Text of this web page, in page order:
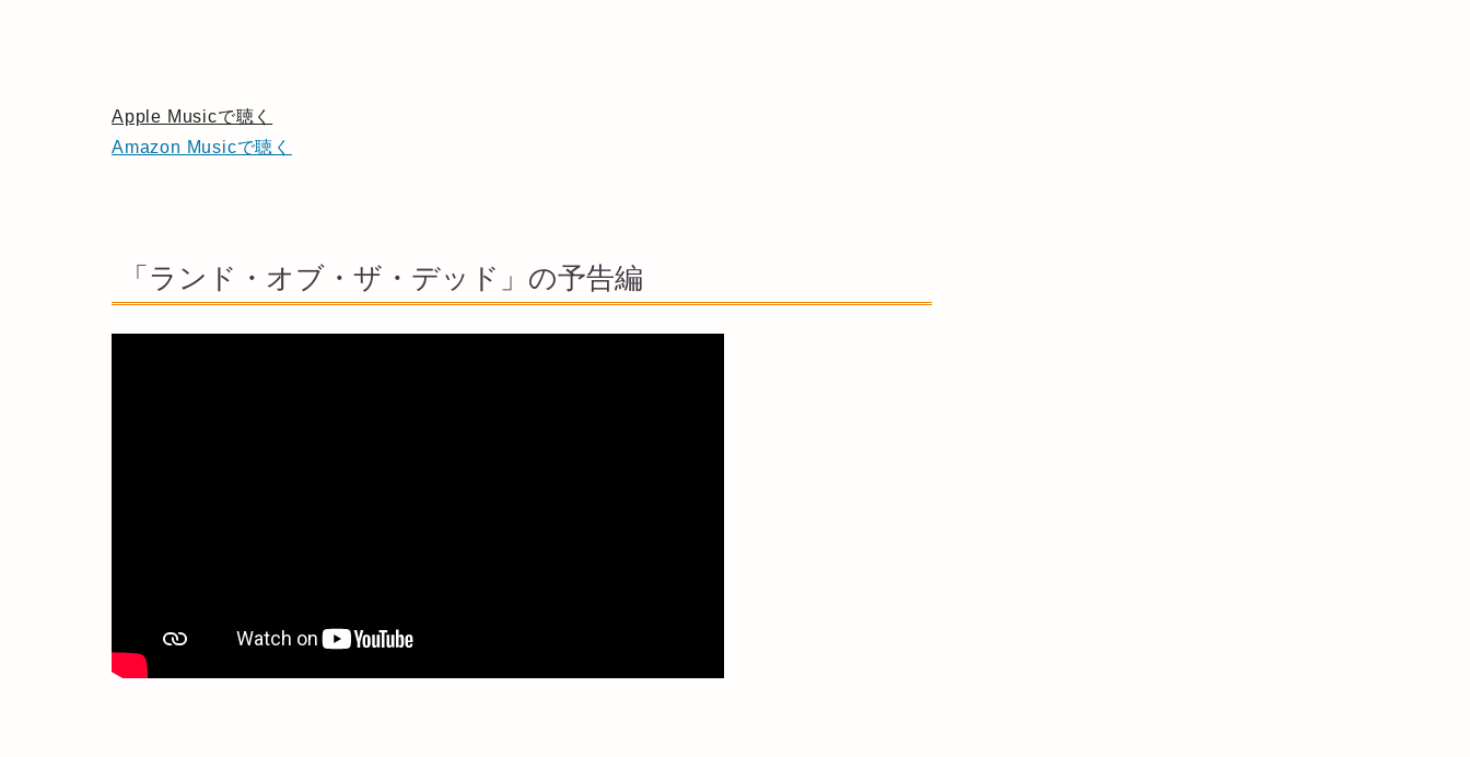
Apple Musicで聴く
Amazon Musicで聴く
「ランド・オブ・ザ・デッド」の予告編